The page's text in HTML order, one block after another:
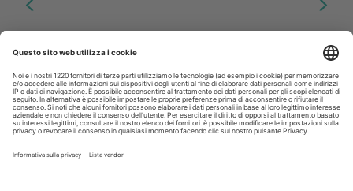
Iscriviti alla Newsletter